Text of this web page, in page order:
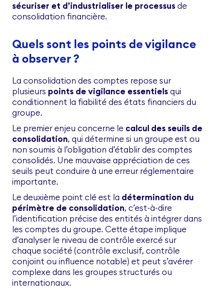
sécuriser et d’industrialiser le processusde
consolidation financière.
Quels sont les points de vigilance
à observer ?
La consolidation des comptes repose sur
plusieurs points de vigilance essentielsqui
conditionnent la fiabilité des états financiers du
groupe.
Le premier enjeu concerne le calcul des seuils de
consolidation, qui détermine si un groupe est ou
non soumis à l’obligation d’établir des comptes
consolidés. Une mauvaise appréciation de ces
seuils peut conduire à une erreur réglementaire
importante.
Le deuxième point clé est la détermination du
périmètre de consolidation, c’est-à-dire
l’identification précise des entités à intégrer dans
les comptes du groupe. Cette étape implique
d’analyser le niveau de contrôle exercé sur
chaque société (contrôle exclusif, contrôle
conjoint ou influence notable) et peut s’avérer
complexe dans les groupes structurés ou
internationaux.